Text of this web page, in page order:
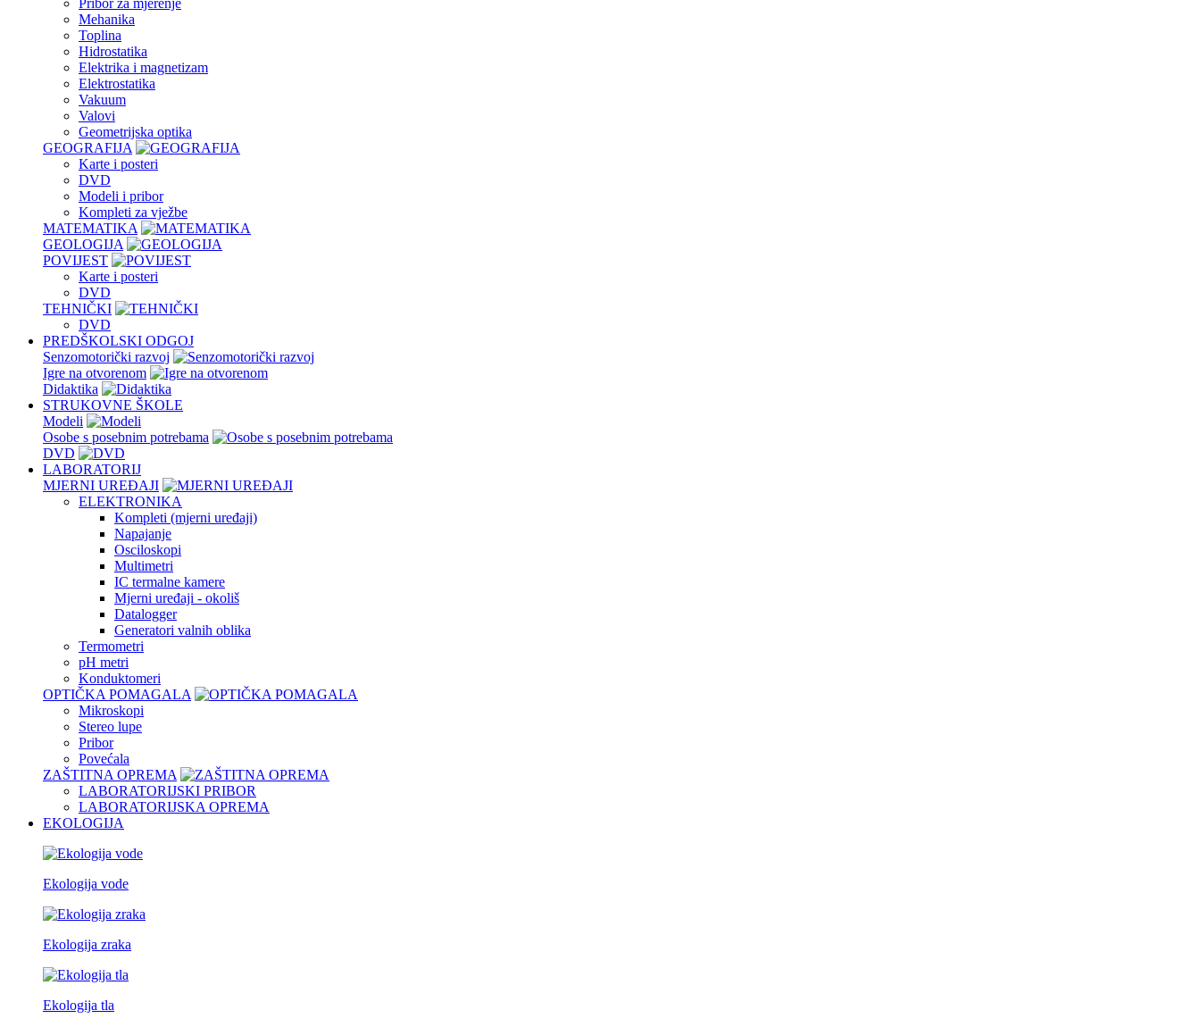
Pribor za mjerenje
Mehanika
Toplina
Hidrostatika
Elektrika i magnetizam
Elektrostatika
Vakuum
Valovi
Geometrijska optika
GEOGRAFIJA
Karte i posteri
DVD
Modeli i pribor
Kompleti za vježbe
MATEMATIKA
GEOLOGIJA
POVIJEST
Karte i posteri
DVD
TEHNIČKI
DVD
PREDŠKOLSKI ODGOJ
Senzomotorički razvoj
Igre na otvorenom
Didaktika
STRUKOVNE ŠKOLE
Modeli
Osobe s posebnim potrebama
DVD
LABORATORIJ
MJERNI UREĐAJI
ELEKTRONIKA
Kompleti (mjerni uređaji)
Napajanje
Osciloskopi
Multimetri
IC termalne kamere
Mjerni uređaji - okoliš
Datalogger
Generatori valnih oblika
Termometri
pH metri
Konduktomeri
OPTIČKA POMAGALA
Mikroskopi
Stereo lupe
Pribor
Povećala
ZAŠTITNA OPREMA
LABORATORIJSKI PRIBOR
LABORATORIJSKA OPREMA
EKOLOGIJA
Ekologija vode
Ekologija zraka
Ekologija tla